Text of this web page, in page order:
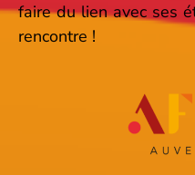
faire du lien avec ses
rencontre !